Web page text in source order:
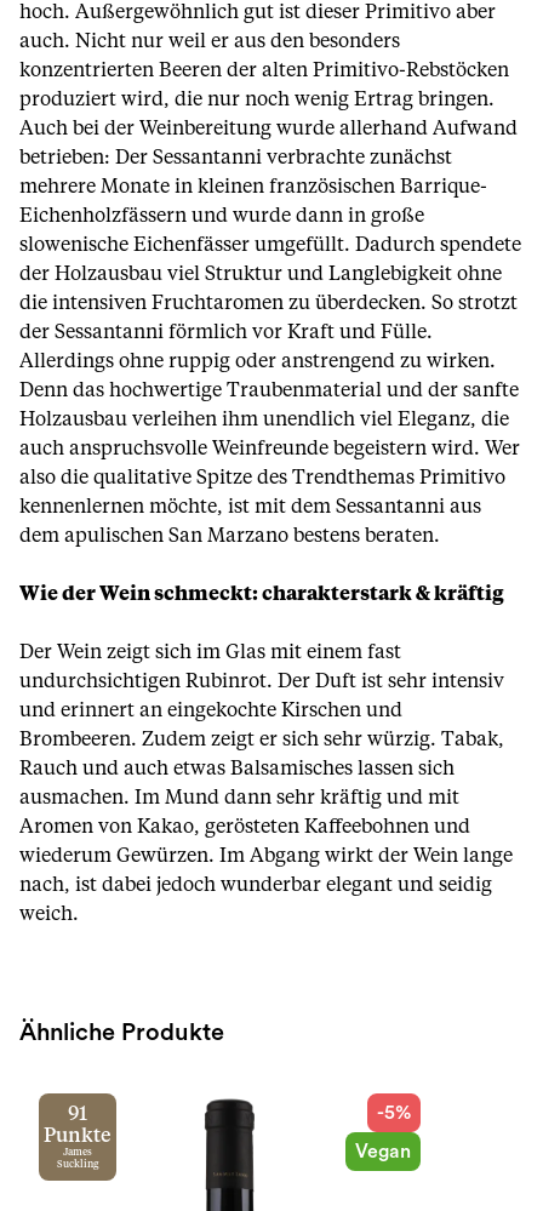
hoch. Außergewöhnlich gut ist dieser Primitivo aber
auch. Nicht nur weil er aus den besonders
konzentrierten Beeren der alten Primitivo-Rebstöcken
produziert wird, die nur noch wenig Ertrag bringen.
Auch bei der Weinbereitung wurde allerhand Aufwand
betrieben: Der Sessantanni verbrachte zunächst
mehrere Monate in kleinen französischen Barrique-
Eichenholzfässern und wurde dann in große
slowenische Eichenfässer umgefüllt. Dadurch spendete
der Holzausbau viel Struktur und Langlebigkeit ohne
die intensiven Fruchtaromen zu überdecken. So strotzt
der Sessantanni förmlich vor Kraft und Fülle.
Allerdings ohne ruppig oder anstrengend zu wirken.
Denn das hochwertige Traubenmaterial und der sanfte
Holzausbau verleihen ihm unendlich viel Eleganz, die
auch anspruchsvolle Weinfreunde begeistern wird. Wer
also die qualitative Spitze des Trendthemas Primitivo
kennenlernen möchte, ist mit dem Sessantanni aus
dem apulischen San Marzano bestens beraten.
Wie der Wein schmeckt: charakterstark & kräftig
Der Wein zeigt sich im Glas mit einem fast
undurchsichtigen Rubinrot. Der Duft ist sehr intensiv
und erinnert an eingekochte Kirschen und
Brombeeren. Zudem zeigt er sich sehr würzig. Tabak,
Rauch und auch etwas Balsamisches lassen sich
ausmachen. Im Mund dann sehr kräftig und mit
Aromen von Kakao, gerösteten Kaffeebohnen und
wiederum Gewürzen. Im Abgang wirkt der Wein lange
nach, ist dabei jedoch wunderbar elegant und seidig
weich.
Ähnliche Produkte
91
Punkte
James
Suckling
-5%
Vegan